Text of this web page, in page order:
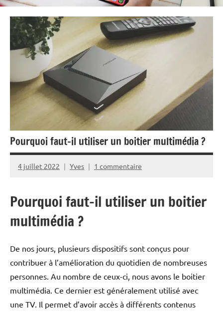
Pourquoi faut-il utiliser un boitier multimédia ?
4 juillet 2022 Yves 1 commentaire
Pourquoi faut-il utiliser un boitier
multimédia ?
De nos jours, plusieurs dispositifs sont conçus pour
contribuer à l’amélioration du quotidien de nombreuses
personnes. Au nombre de ceux-ci, nous avons le boitier
multimédia. Ce dernier est généralement utilisé avec
une TV. Il permet d’avoir accès à différents contenus